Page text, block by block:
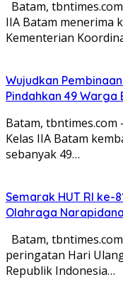
Batam,
IIA Batam menerima
Kementerian
Wujudkan
Pindahkan 49 Warga
Batam, tbntimes.com
Kelas IIA Batam
sebanyak 49…
Semarak HUT RI ke-
Olahraga Narapidana
Batam,
peringatan Hari
Republik Indonesia…